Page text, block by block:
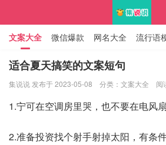
文案大全 微信爆款 网名大全 流行语
知识大全
适合夏天搞笑的文案短句
集说说 发布于 2023-05-08 分类： 文案大全 阅
1.宁可在空调房里哭，也不要在电风
2.准备投资找个射手射掉太阳，有条